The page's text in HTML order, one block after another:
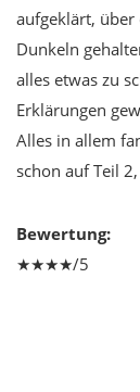
aufgeklärt, über
Dunkeln
alles etwas zu
Erklärungen
Alles in allem
schon auf Teil
Bewertung:
★★★★/5